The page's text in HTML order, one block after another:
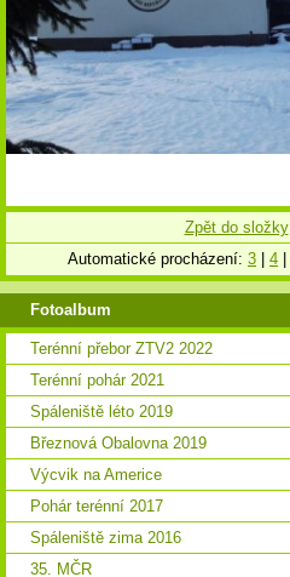
Zpět do složky
Automatické procházení: 3 4
Fotoalbum
Terénní přebor ZTV2 2022
Terénní pohár 2021
Spáleniště léto 2019
Březnová Obalovna 2019
Výcvik na Americe
Pohár terénní 2017
Spáleniště zima 2016
35. MČR